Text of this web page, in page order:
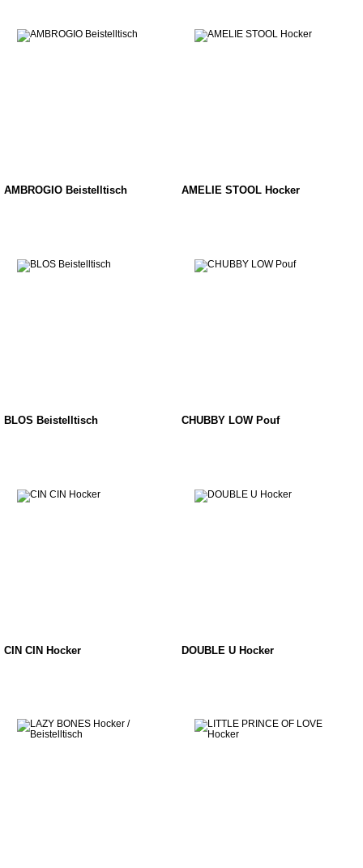
AMBROGIO Beistelltisch AMELIE STOOL Hocker
BLOS Beistelltisch CHUBBY LOW Pouf
CIN CIN Hocker DOUBLE U Hocker